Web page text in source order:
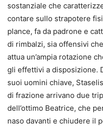
sostanziale che
contare sullo strapotere
plance, fa da padrone e
di rimbalzi, sia offensivi
attua un’ampia rotazione
gli effettivi a disposizione.
suoi uomini chiave,
di frazione arrivano due
dell’ottimo Beatrice, che
naso davanti e chiudere il